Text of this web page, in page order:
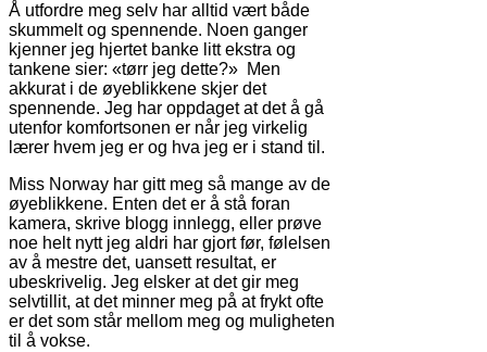
Å utfordre meg selv har alltid vært både
skummelt og spennende. Noen ganger
kjenner jeg hjertet banke litt ekstra og
tankene sier: «tørr jeg dette?» Men
akkurat i de øyeblikkene skjer det
spennende. Jeg har oppdaget at det å gå
utenfor komfortsonen er når jeg virkelig
lærer hvem jeg er og hva jeg er i stand til.
Miss Norway har gitt meg så mange av de
øyeblikkene. Enten det er å stå foran
kamera, skrive blogg innlegg, eller prøve
noe helt nytt jeg aldri har gjort før, følelsen
av å mestre det, uansett resultat, er
ubeskrivelig. Jeg elsker at det gir meg
selvtillit, at det minner meg på at frykt ofte
er det som står mellom meg og muligheten
til å vokse.